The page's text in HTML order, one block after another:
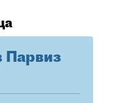
Парвиз